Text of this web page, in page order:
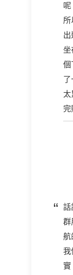
呢
坐
個
完
話
群
航
我
實